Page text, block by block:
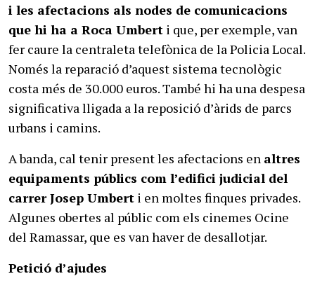
i les afectacions als nodes de comunicacions
que hi ha a Roca Umbert i que, per exemple, van
fer caure la centraleta telefònica de la Policia Local.
Només la reparació d’aquest sistema tecnològic
costa més de 30.000 euros. També hi ha una despesa
significativa lligada a la reposició d’àrids de parcs
urbans i camins.
A banda, cal tenir present les afectacions en altres
equipaments públics com l’edifici judicial del
carrer Josep Umbert i en moltes finques privades.
Algunes obertes al públic com els cinemes Ocine
del Ramassar, que es van haver de desallotjar.
Petició d’ajudes